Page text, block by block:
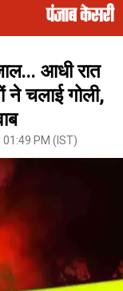
आधी रात
ने चलाई गोली,
PM (IST)